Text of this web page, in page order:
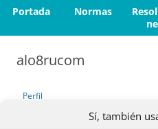
Sí, también
Portada Normas
alo8rucom
Perfil
Debates iniciados